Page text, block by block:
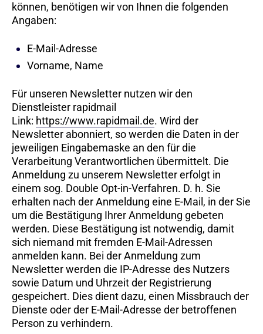
können, benötigen wir von Ihnen die folgenden
Angaben:
E-Mail-Adresse
Vorname, Name
Für unseren Newsletter nutzen wir den
Dienstleister rapidmail
Link: https://www.rapidmail.de. Wird der
Newsletter abonniert, so werden die Daten in der
jeweiligen Eingabemaske an den für die
Verarbeitung Verantwortlichen übermittelt. Die
Anmeldung zu unserem Newsletter erfolgt in
einem sog. Double Opt-in-Verfahren. D. h. Sie
erhalten nach der Anmeldung eine E-Mail, in der Sie
um die Bestätigung Ihrer Anmeldung gebeten
werden. Diese Bestätigung ist notwendig, damit
sich niemand mit fremden E-Mail-Adressen
anmelden kann. Bei der Anmeldung zum
Newsletter werden die IP-Adresse des Nutzers
sowie Datum und Uhrzeit der Registrierung
gespeichert. Dies dient dazu, einen Missbrauch der
Dienste oder der E-Mail-Adresse der betroffenen
Person zu verhindern.